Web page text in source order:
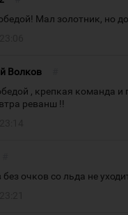
Мал золотник, но
Волков
, крепкая команда и
реванш !!
очков со льда не